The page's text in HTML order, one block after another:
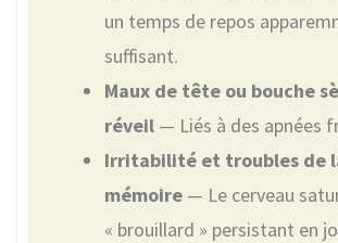
un temps de repos
suffisant.
Maux de tête ou bouche
réveil — Liés à des apnées
Irritabilité et troubles de
mémoire — Le cerveau
« brouillard » persistant en